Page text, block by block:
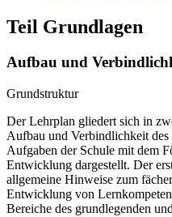
Teil Grundlagen
Aufbau und
Grundstruktur
Der Lehrplan gliedert sich in
Aufbau und Verbindlichkeit
Aufgaben der Schule mit dem
Entwicklung dargestellt. Der
allgemeine Hinweise zum
Entwicklung von
Bereiche des grundlegenden